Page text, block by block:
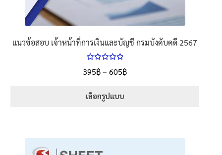
แนวข้อสอบ เจ้าหน้าที่การเงินและบัญชี กรมบังคับคดี 2567
5.00
ตั้งแต่
395฿– 605฿Price
เลือกรูปแบบ
has